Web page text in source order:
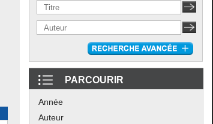
PARCOURIR
Année
Auteur